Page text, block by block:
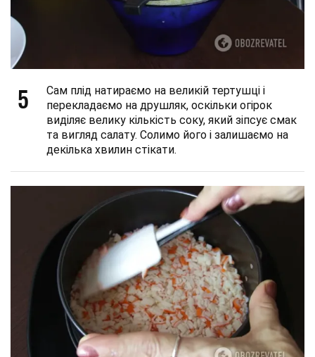
5
Сам плід натираємо на великій тертушці і
перекладаємо на друшляк, оскільки огірок
виділяє велику кількість соку, який зіпсує смак
та вигляд салату. Солимо його і залишаємо на
декілька хвилин стікати.